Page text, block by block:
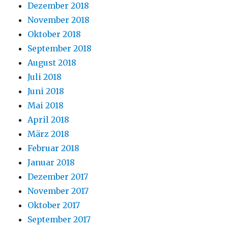
Dezember 2018
November 2018
Oktober 2018
September 2018
August 2018
Juli 2018
Juni 2018
Mai 2018
April 2018
März 2018
Februar 2018
Januar 2018
Dezember 2017
November 2017
Oktober 2017
September 2017